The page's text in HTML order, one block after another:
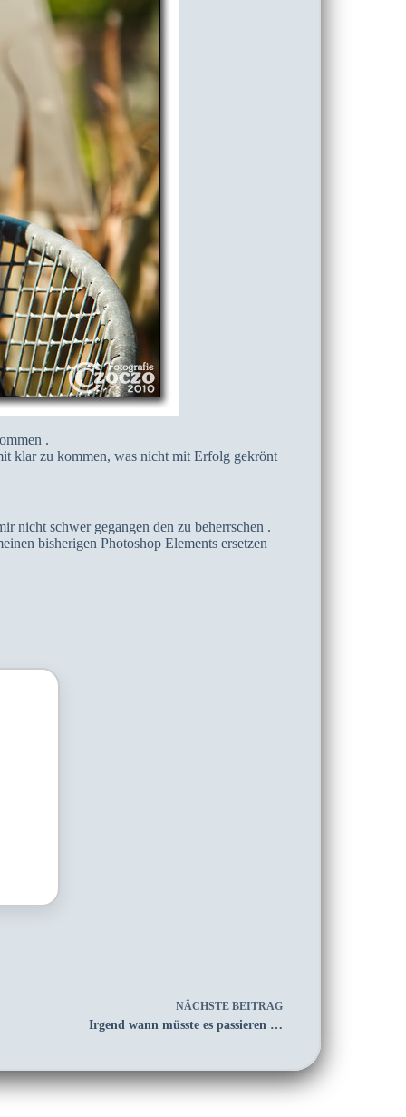
.
klar zu kommen, was nicht mit Erfolg gekrönt
nicht schwer gegangen den zu beherrschen .
bisherigen Photoshop Elements ersetzen
NÄCHSTEBEITRAG
Irgend wann müsste es passieren …